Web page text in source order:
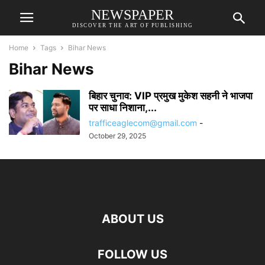
NEWSPAPER
DISCOVER THE ART OF PUBLISHING
Home Tags Bihar News
Bihar News
बिहार चुनाव: VIP प्रमुख मुकेश सहनी ने भाजपा
पर साधा निशाना,...
trafficeaglecom@gmail.com -
October 29, 2025
ABOUT US
FOLLOW US